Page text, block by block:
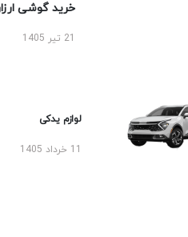
خرید گوشی ارزان
لوازم یدکی